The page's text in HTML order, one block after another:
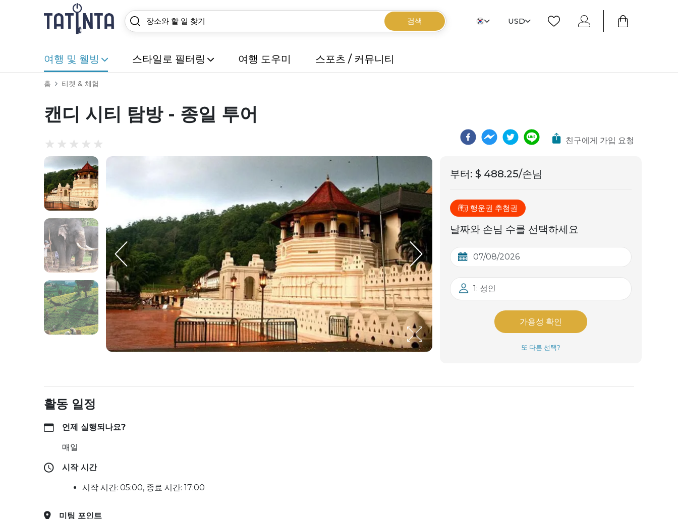
검색 USD
여행 및 웰빙 스타일로 필터링 여행 도우미 스포츠 / 커뮤니티
홈 티켓 & 체험
캔디 시티 탐방 - 종일 투어
친구에게 가입 요청
부터: $ 488.25/손님
행운권 추첨권
날짜와 손님 수를 선택하세요
1: 성인
가용성 확인
또 다른 선택?
활동 일정
언제 실행되나요?
매일
시작 시간
시작 시간: 05:00, 종료 시간: 17:00
미팅 포인트